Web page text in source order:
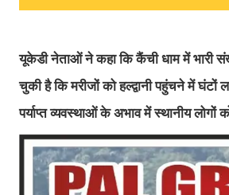
यूकेडी नेताओं ने कहा कि कैंची धाम में भारी
चुकी है कि मरीजों को हल्द्वानी पहुंचने में
पर्याप्त व्यवस्थाओं के अभाव में स्थानीय लोगों